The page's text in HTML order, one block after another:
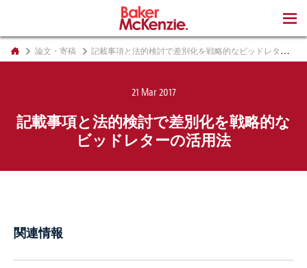
論文・寄稿 記載事項と法的検討で差別化を戦略的なビッドレターの活用法
21 Mar 2017
記載事項と法的検討で差別化を戦略的な
ビッドレターの活用法
関連情報